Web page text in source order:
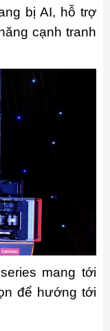
bị AI, hỗ trợ
cạnh tranh
mang tới
để hướng tới